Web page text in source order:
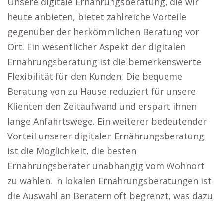
heute anbieten, bietet zahlreiche Vorteile
gegenüber der herkömmlichen Beratung vor
Ort. Ein wesentlicher Aspekt der digitalen
Ernährungsberatung ist die bemerkenswerte
Flexibilität für den Kunden. Die bequeme
Beratung von zu Hause reduziert für unsere
Klienten den Zeitaufwand und erspart ihnen
lange Anfahrtswege. Ein weiterer bedeutender
Vorteil unserer digitalen Ernährungsberatung
ist die Möglichkeit, die besten
Ernährungsberater unabhängig vom Wohnort
zu wählen. In lokalen Ernährungsberatungen ist
die Auswahl an Beratern oft begrenzt, was dazu